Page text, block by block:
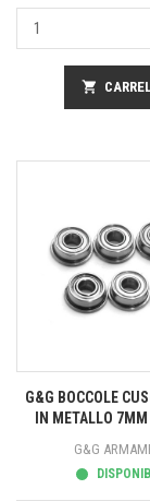
shopping_cart
G&G BOCCOLE
IN METALLO
G&G